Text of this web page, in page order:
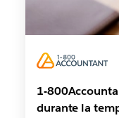
1-
durante la